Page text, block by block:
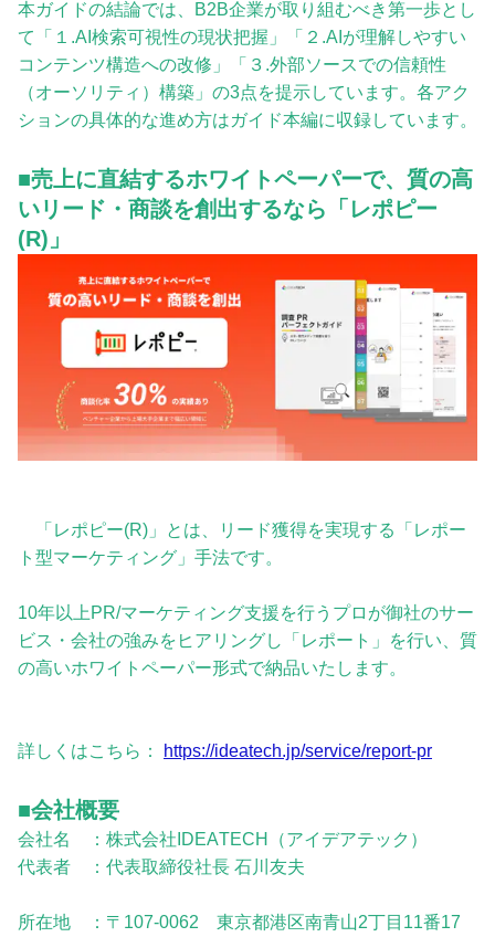
本ガイドの結論では、B2B企業が取り組むべき第一歩とし
て「１.AI検索可視性の現状把握」「２.AIが理解しやすい
コンテンツ構造への改修」「３.外部ソースでの信頼性
（オーソリティ）構築」の3点を提示しています。各アク
ションの具体的な進め方はガイド本編に収録しています。
■売上に直結するホワイトペーパーで、質の高
いリード・商談を創出するなら「レポピー
(R)️」
「レポピー(R)️」とは、リード獲得を実現する「レポー
ト型マーケティング」手法です。
10年以上PR/マーケティング支援を行うプロが御社のサー
ビス・会社の強みをヒアリングし「レポート」を行い、質
の高いホワイトペーパー形式で納品いたします。
詳しくはこちら： https://ideatech.jp/service/report-pr
■会社概要
会社名 ：株式会社IDEATECH（アイデアテック）
代表者 ：代表取締役社長 石川友夫
所在地 ：〒107-0062 東京都港区南青山2丁目11番17